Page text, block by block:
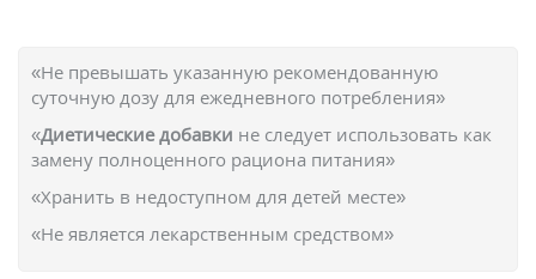
«Не превышать указанную рекомендованную
суточную дозу для ежедневного потребления»
«Диетические добавки не следует использовать как
замену полноценного рациона питания»
«Хранить в недоступном для детей месте»
«Не является лекарственным средством»